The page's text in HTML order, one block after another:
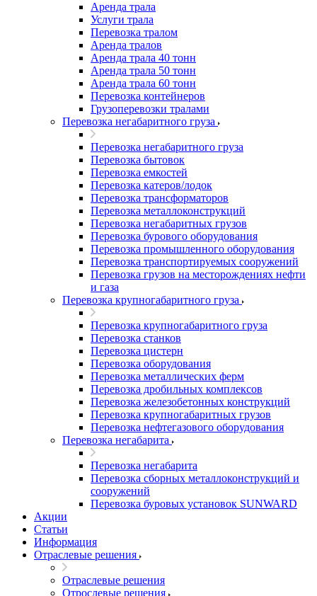
Аренда трала
Услуги трала
Перевозка тралом
Аренда тралов
Аренда трала 40 тонн
Аренда трала 50 тонн
Аренда трала 60 тонн
Перевозка контейнеров
Грузоперевозки тралами
Перевозка негабаритного груза
Перевозка негабаритного груза
Перевозка бытовок
Перевозка емкостей
Перевозка катеров/лодок
Перевозка трансформаторов
Перевозка металлоконструкций
Перевозка негабаритных грузов
Перевозка бурового оборудования
Перевозка промышленного оборудования
Перевозка транспортируемых сооружений
Перевозка грузов на месторождениях нефти
и газа
Перевозка крупногабаритного груза
Перевозка крупногабаритного груза
Перевозка станков
Перевозка цистерн
Перевозка оборудования
Перевозка металлических ферм
Перевозка дробильных комплексов
Перевозка железобетонных конструкций
Перевозка крупногабаритных грузов
Перевозка нефтегазового оборудования
Перевозка негабарита
Перевозка негабарита
Перевозка сборных металлоконструкций и
сооружений
Перевозка буровых установок SUNWARD
Акции
Статьи
Информация
Отраслевые решения
Отраслевые решения
Отрослевые решения